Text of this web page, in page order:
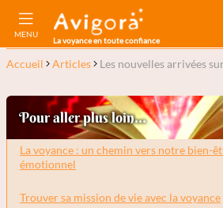
MENU
La voyance en toute confiance
Accueil Articles Les nouvelles arrivées
Pour aller plus loin...
La voyance : un chemin vers notre bien-
émotionnel
Trouver sa mission de vie avec la voyance